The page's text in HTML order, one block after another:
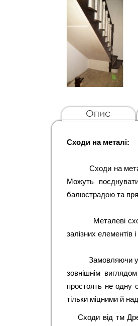
Опис
Сходи на металі:
          Сходи на металі обшиваються деревом з використанням сходинок та підсходинок з масиву.
Можуть
балюстрадою та
Металеві
залізних елементів
Замовляючи у
зовнішнім
простоять не одну
тільки міцними й
Сходи від тм